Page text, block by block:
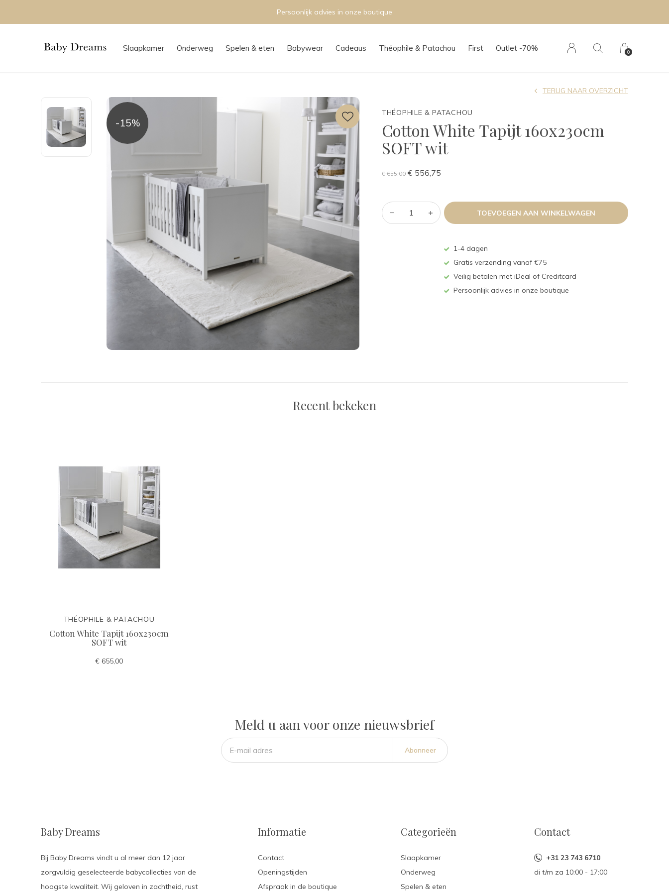
Slaapkamer Onderweg Spelen & eten Babywear Cadeaus Théophile & Patachou First Outlet -70% 0
Persoonlijk advies in onze boutique
-15%
THÉOPHILE & PATACHOU
Cotton White Tapijt 160x230cm
SOFT wit
TERUG NAAR OVERZICHT
€ 655,00 € 556,75
TOEVOEGEN AAN WINKELWAGEN
1-4 dagen
Gratis verzending vanaf €75
Veilig betalen met iDeal of Creditcard
Persoonlijk advies in onze boutique
Recent bekeken
THÉOPHILE & PATACHOU
Cotton White Tapijt 160x230cm
SOFT wit
€ 655,00
Meld u aan voor onze nieuwsbrief
Abonneer
Baby Dreams
Bij Baby Dreams vindt u al meer dan 12 jaar
zorgvuldig geselecteerde babycollecties van de
hoogste kwaliteit. Wij geloven in zachtheid, rust
Informatie
Contact
Openingstijden
Afspraak in de boutique
Categorieën
Slaapkamer
Onderweg
Spelen & eten
Contact
+31 23 743 6710
di t/m za 10:00 - 17:00